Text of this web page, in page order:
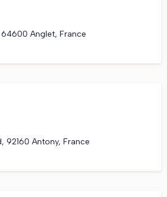
64600 Anglet, France
92160 Antony, France